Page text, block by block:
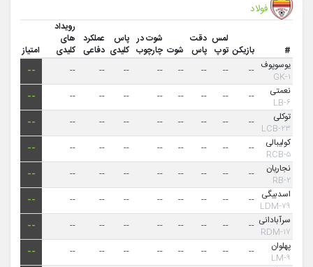
فولاد
# بازیکن
لمس
توپ
دقت
پاس
شوت
شوت در
چارچوب
پاس
کلیدی
عملکرد
دفاعی
رویداد
های
کلیدی
امتیاز
یوسوپوف
۱-GK
--
--
--
--
--
--
--
--
--
نعمتی
۶-LB
--
--
--
--
--
--
--
--
--
توکلی
۲۳-LCB
--
--
--
--
--
--
--
--
--
کولیبالی
۵-RCB
--
--
--
--
--
--
--
--
--
نجاریان
۲-RB
--
--
--
--
--
--
--
--
--
اسدبیگی
۷۹-LDM
--
--
--
--
--
--
--
--
--
سرآبادانی
۱۷-RDM
--
--
--
--
--
--
--
--
--
پهلوان
۹-LM
--
--
--
--
--
--
--
--
--